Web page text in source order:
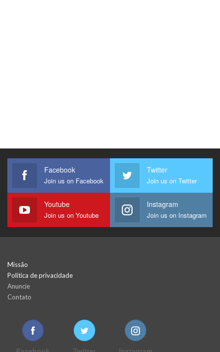
Facebook
Join us on Facebook
Twitter
Join us on Twitter
Youtube
Join us on Youtube
Instagram
Join us on Instagram
Missão
Política de privacidade
Anuncie
Contato